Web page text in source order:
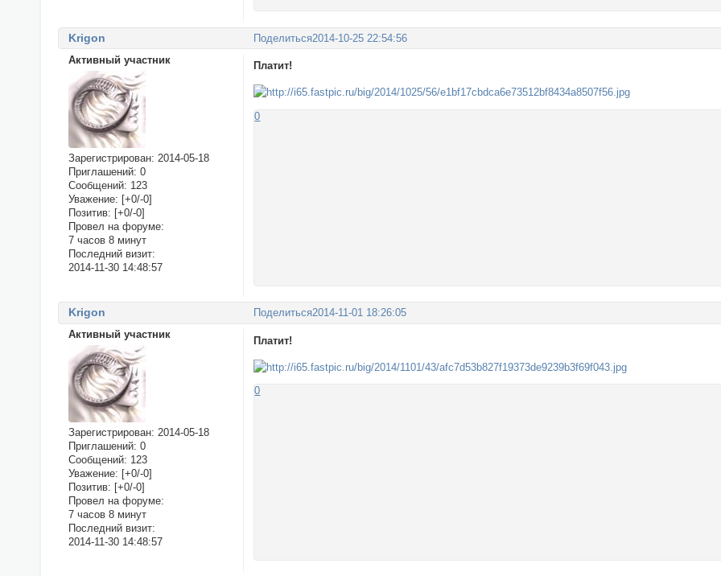
Поделиться2014-10-25 22:54:56
Krigon
Активный участник
Зарегистрирован: 2014-05-18
Приглашений: 0
Сообщений: 123
Уважение: [+0/-0]
Позитив: [+0/-0]
Провел на форуме:
7 часов 8 минут
Последний визит:
2014-11-30 14:48:57
Платит!
0
Поделиться2014-11-01 18:26:05
Krigon
Активный участник
Зарегистрирован: 2014-05-18
Приглашений: 0
Сообщений: 123
Уважение: [+0/-0]
Позитив: [+0/-0]
Провел на форуме:
7 часов 8 минут
Последний визит:
2014-11-30 14:48:57
Платит!
0